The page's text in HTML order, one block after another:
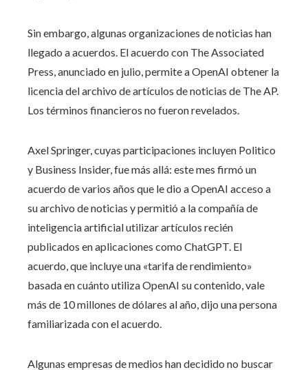
Sin embargo, algunas organizaciones de noticias han
llegado a acuerdos. El acuerdo con The Associated
Press, anunciado en julio, permite a OpenAI obtener la
licencia del archivo de artículos de noticias de The AP.
Los términos financieros no fueron revelados.
Axel Springer, cuyas participaciones incluyen Politico
y Business Insider, fue más allá: este mes firmó un
acuerdo de varios años que le dio a OpenAI acceso a
su archivo de noticias y permitió a la compañía de
inteligencia artificial utilizar artículos recién
publicados en aplicaciones como ChatGPT. El
acuerdo, que incluye una «tarifa de rendimiento»
basada en cuánto utiliza OpenAI su contenido, vale
más de 10 millones de dólares al año, dijo una persona
familiarizada con el acuerdo.
Algunas empresas de medios han decidido no buscar